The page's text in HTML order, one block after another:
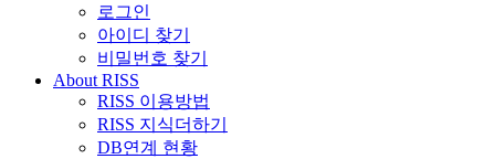
로그인
아이디 찾기
비밀번호 찾기
About RISS
RISS 이용방법
RISS 지식더하기
DB연계 현황